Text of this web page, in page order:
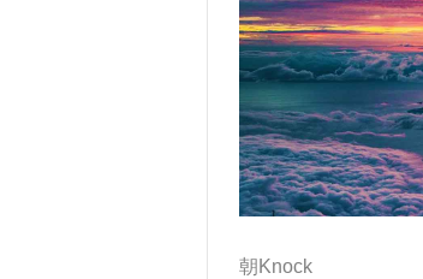
朝Knock